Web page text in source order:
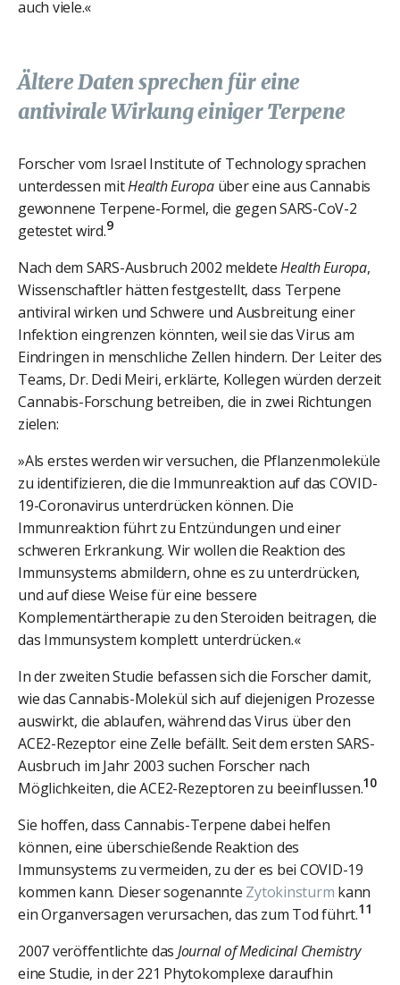
auch viele.«
Ältere Daten sprechen für eine
antivirale Wirkung einiger Terpene
Forscher vom Israel Institute of Technology sprachen
unterdessen mitHealth Europaüber eine aus Cannabis
gewonnene Terpene-Formel, die gegen SARS-CoV-2
getestet wird.9
Nach dem SARS-Ausbruch 2002 meldeteHealth Europa,
Wissenschaftler hätten festgestellt, dass Terpene
antiviral wirken und Schwere und Ausbreitung einer
Infektion eingrenzen könnten, weil sie das Virus am
Eindringen in menschliche Zellen hindern. Der Leiter des
Teams, Dr. Dedi Meiri, erklärte, Kollegen würden derzeit
Cannabis-Forschung betreiben, die in zwei Richtungen
zielen:
»Als erstes werden wir versuchen, die Pflanzenmoleküle
zu identifizieren, die die Immunreaktion auf das COVID-
19-Coronavirus unterdrücken können. Die
Immunreaktion führt zu Entzündungen und einer
schweren Erkrankung. Wir wollen die Reaktion des
Immunsystems abmildern, ohne es zu unterdrücken,
und auf diese Weise für eine bessere
Komplementärtherapie zu den Steroiden beitragen, die
das Immunsystem komplett unterdrücken.«
In der zweiten Studie befassen sich die Forscher damit,
wie das Cannabis-Molekül sich auf diejenigen Prozesse
auswirkt, die ablaufen, während das Virus über den
ACE2-Rezeptor eine Zelle befällt. Seit dem ersten SARS-
Ausbruch im Jahr 2003 suchen Forscher nach
Möglichkeiten, die ACE2-Rezeptoren zu beeinflussen.10
Sie hoffen, dass Cannabis-Terpene dabei helfen
können, eine überschießende Reaktion des
Immunsystems zu vermeiden, zu der es bei COVID-19
kommen kann. Dieser sogenannte Zytokinsturm kann
ein Organversagen verursachen, das zum Tod führt.11
2007 veröffentlichte das Journal of Medicinal Chemistry
eine Studie, in der 221 Phytokomplexe daraufhin